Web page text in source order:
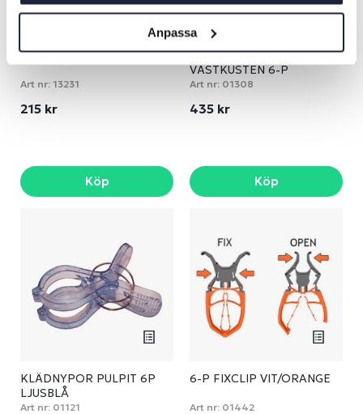
Anpassa
TEKANNA VISSEL SILVER
Art nr: 13231
215 kr
Köp
GLASUNDERLÄGG FYRAR
VÄSTKUSTEN 6-P
Art nr: 01308
435 kr
Köp
KLÄDNYPOR PULPIT 6P
LJUSBLÅ
Art nr: 01121
6-P FIXCLIP VIT/ORANGE
Art nr: 01442